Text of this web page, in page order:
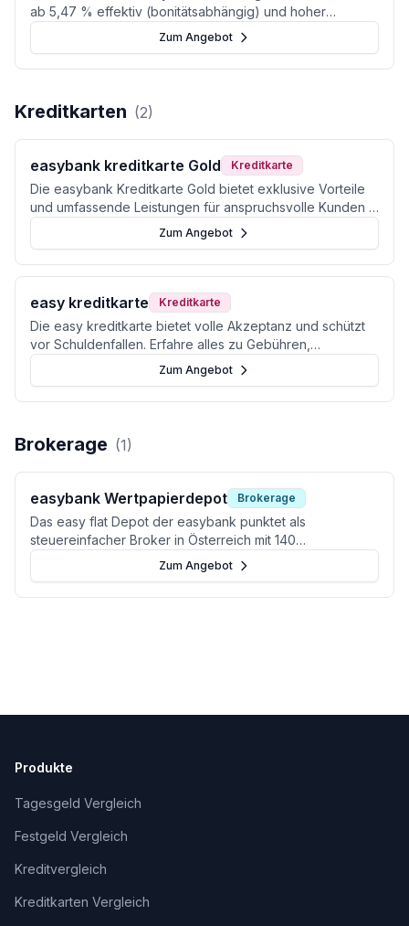
ab 5,47 % effektiv (bonitätsabhängig) und hoher
Flexibilität. Ideal für unselbstständig Beschäftigte in
Zum Angebot
Kreditkarten (2)
easybank kreditkarte Gold Kreditkarte
Die easybank Kreditkarte Gold bietet exklusive Vorteile
und umfassende Leistungen für anspruchsvolle Kunden in
Zum Angebot
easy kreditkarte Kreditkarte
Die easy kreditkarte bietet volle Akzeptanz und schützt
vor Schuldenfallen. Erfahre alles zu Gebühren,
Reiseversicherung und Alternativen in Österreich.
Zum Angebot
Brokerage (1)
easybank Wertpapierdepot Brokerage
Das easy flat Depot der easybank punktet als
steuereinfacher Broker in Österreich mit 140
gebührenfreien ETF-Sparplänen und einer soliden App.
Zum Angebot
Produkte
Tagesgeld Vergleich
Festgeld Vergleich
Kreditvergleich
Kreditkarten Vergleich